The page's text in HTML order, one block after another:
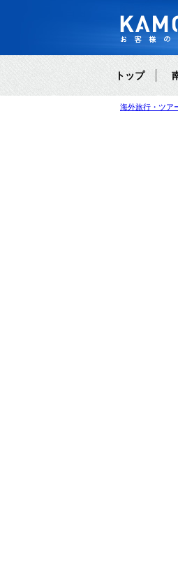
トップ
海外旅行・ツア